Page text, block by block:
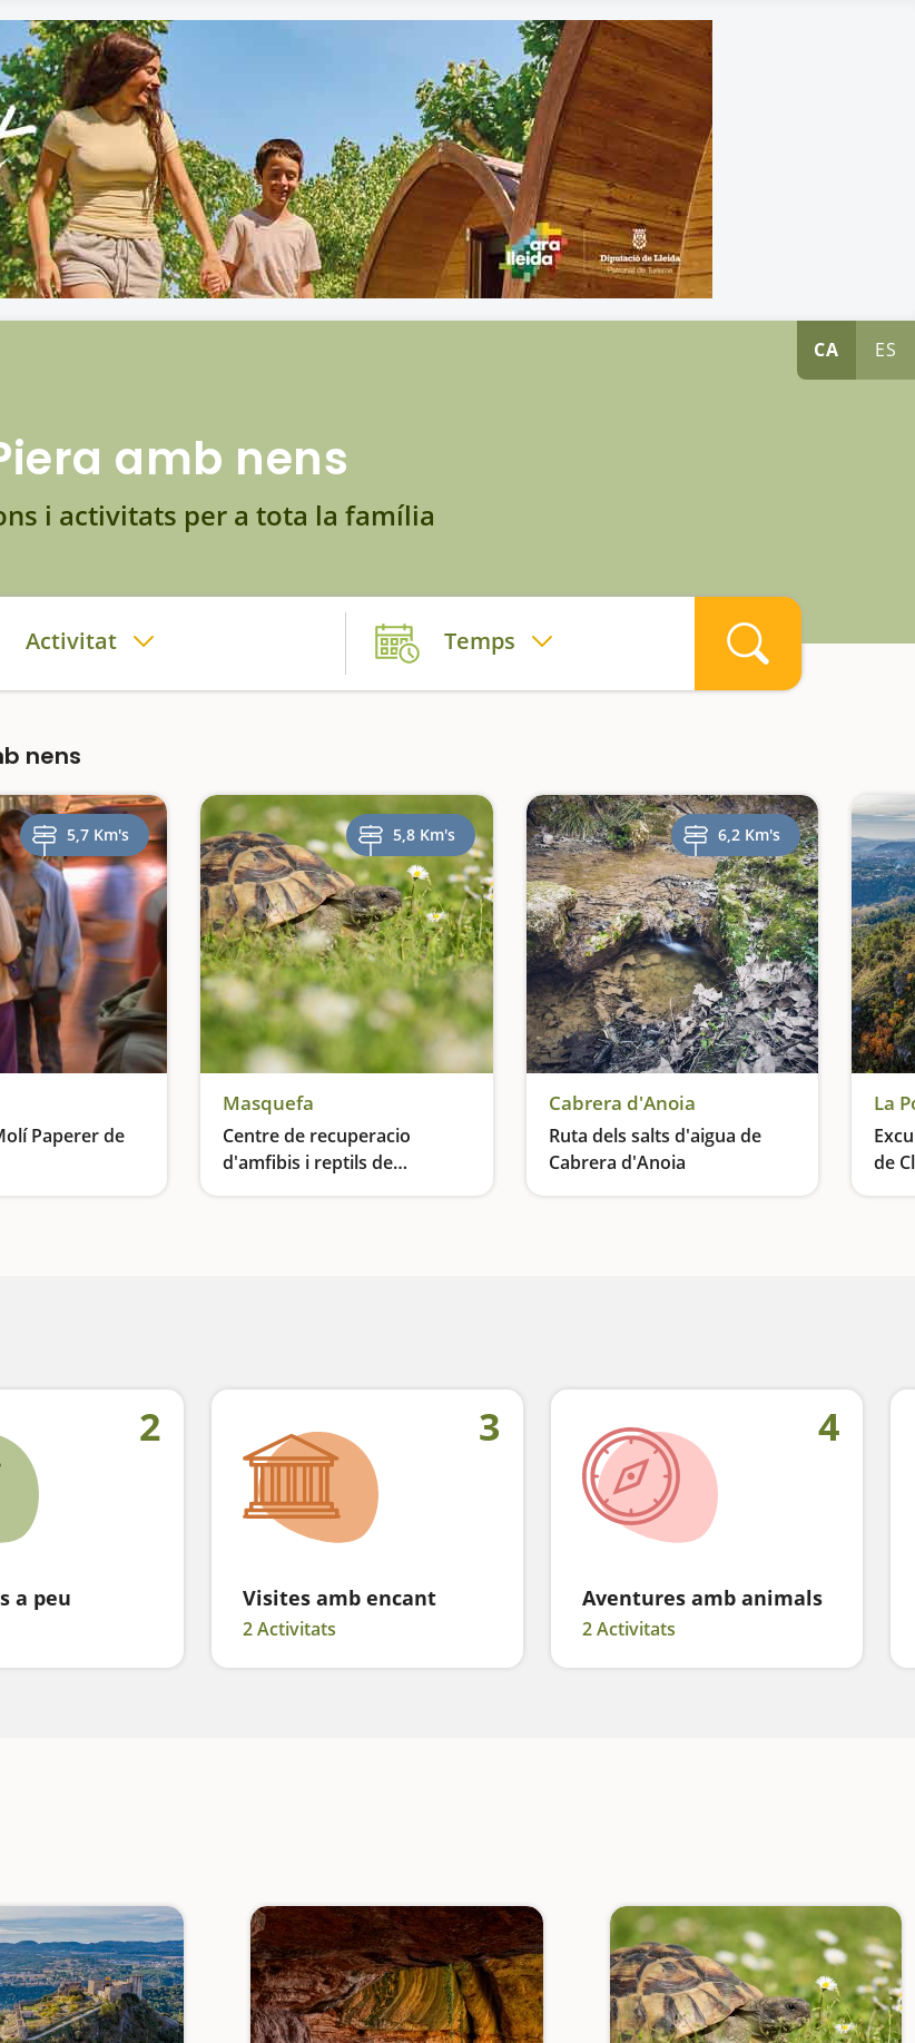
CA ES
amb nens
i activitats per a tota la família
Activitat Temps
nens
5,7 Km's
Paperer de
Tallers familiars per aprendre a fer paper
5,8 Km's
Masquefa
Centre de recuperacio
d'amfibis i reptils de
La importància de l'educació ambiental
6,2 Km's
Cabrera d'Anoia
Ruta dels salts d'aigua de
Cabrera d'Anoia
Descens de barrancs
La
de
2
a peu
3
Visites amb encant
2 Activitats
4
Aventures amb animals
2 Activitats